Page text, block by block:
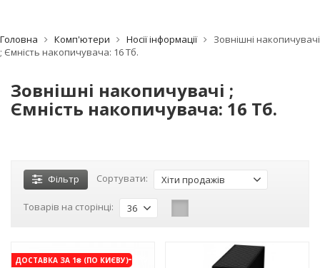
Головна Комп'ютери Носії інформації
Зовнішні накопичувачі
; Ємність накопичувача: 16 Тб.
Зовнішні накопичувачі ;
Ємність накопичувача: 16 Тб.
Фільтр Сортувати: Хіти продажів
Товарів на сторінці: 36
ДОСТАВКА ЗА 1₴ (ПО КИЄВУ)-3%